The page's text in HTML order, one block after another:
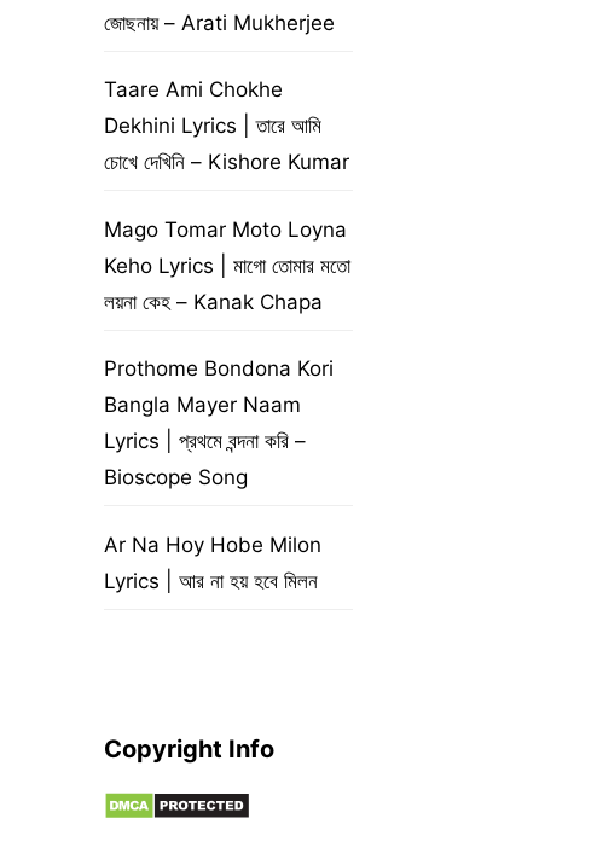
জোছনায় – Arati Mukherjee
Taare Ami Chokhe
Dekhini Lyrics | তারে আমি
চোখে দেখিনি – Kishore Kumar
Mago Tomar Moto Loyna
Keho Lyrics | মাগো তোমার মতো
লয়না কেহ – Kanak Chapa
Prothome Bondona Kori
Bangla Mayer Naam
Lyrics | প্রথমে বন্দনা করি –
Bioscope Song
Ar Na Hoy Hobe Milon
Lyrics | আর না হয় হবে মিলন
Copyright Info